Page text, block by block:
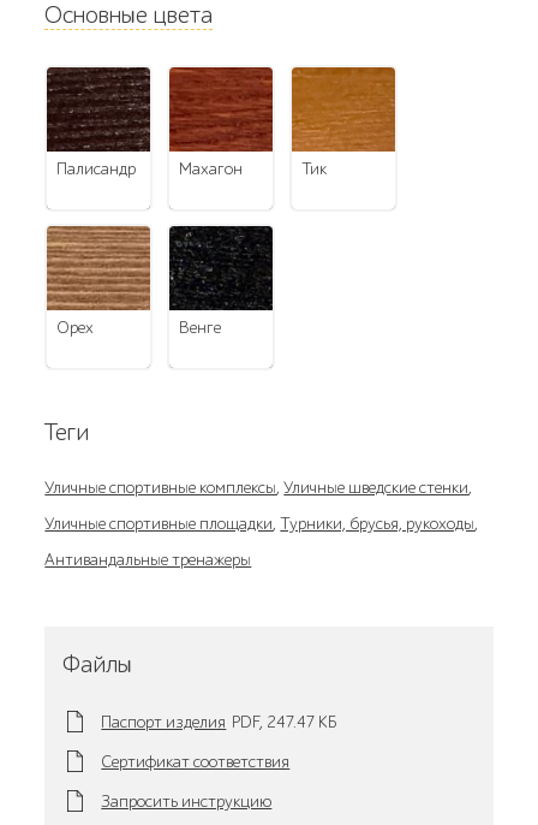
Основные цвета
палисандр махагон тик
орех венге
Теги
Уличные спортивные комплексы,Уличные шведские стенки,
Уличные спортивные площадки,Турники, брусья, рукоходы,
Антивандальные тренажеры
Файлы
Паспорт изделия PDF, 247.47 KБ
Сертификат соответствия
Запросить инструкцию